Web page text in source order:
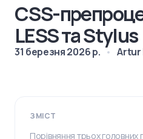
CSS-
LESS та Stylus
31 березня 2026 р. Artur
ЗМІСТ
Порівняння трьох головних